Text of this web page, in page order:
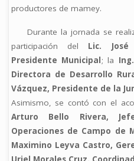
productores de mamey.
Durante la jornada se
participación del Lic. José
Presidente Municipal; la
Directora de Desarrollo
Vázquez, Presidente de la
Asimismo, se contó con el
Arturo Bello Rivera,
Operaciones de Campo de
Maximino Leyva Castro,